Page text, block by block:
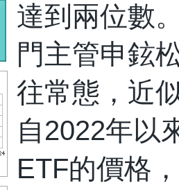
達到兩位數
門主管申鉉
往常態，近
自2022年以
ETF的價格